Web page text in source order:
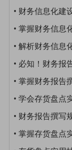
• 财务信息化建
• 解析财务信息
• 必知！财务报
• 学会存货盘点
• 财务报告撰写